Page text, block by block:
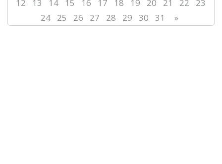
12
13 14 15 16 17 18 19 20 21 22
23
24
25 26 27 28 29 30 31 »